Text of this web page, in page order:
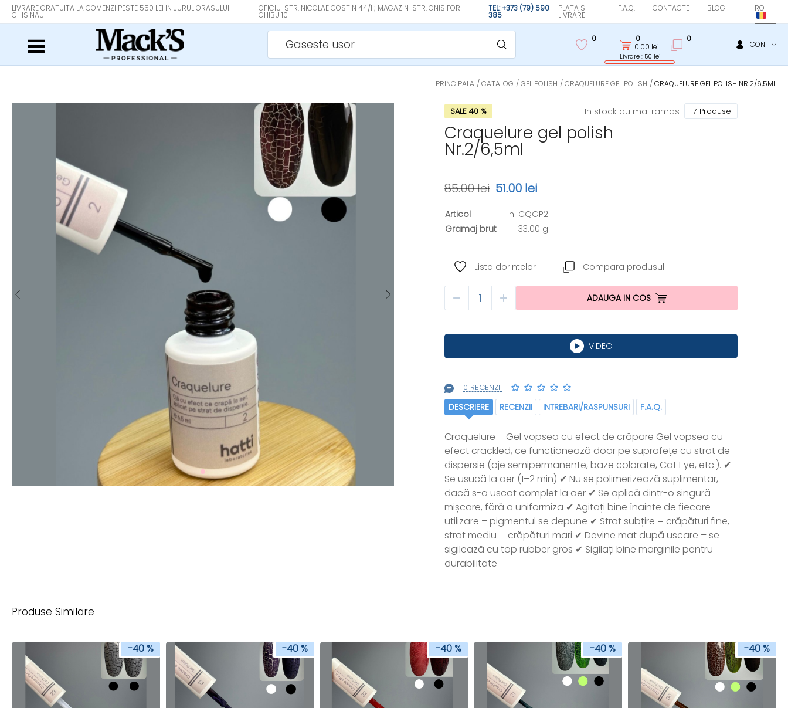
LIVRARE GRATUITA LA COMENZI PESTE 550 LEI IN JURUL ORASULUI
CHISINAU
OFICIU-STR. NICOLAE COSTIN 44/1 ; MAGAZIN-STR. ONISIFOR
GHIBU 10
TEL: +373 (79) 590
385
PLATA SI
LIVRARE
F.A.Q. CONTACTE BLOG RO
Gaseste usor 0
0
0.00 lei
Livrare : 50 lei
0
CONT
PRINCIPALA CATALOG GEL POLISH CRAQUELURE GEL POLISH CRAQUELURE GEL POLISH NR.2/6,5ML
SALE 40 % In stock au mai ramas 17 Produse
Craquelure gel polish
Nr.2/6,5ml
85.00 lei 51.00 lei
Articol
h-CQGP2
Gramaj brut
33.00 g
Lista dorintelor Compara produsul
ADAUGA IN COS
VIDEO
0 RECENZII
DESCRIERE RECENZII INTREBARI/RASPUNSURI F.A.Q.
Craquelure – Gel vopsea cu efect de crăpare Gel vopsea cu
efect crackled, ce funcționează doar pe suprafețe cu strat de
dispersie (oje semipermanente, baze colorate, Cat Eye, etc.). ✔
Se usucă la aer (1–2 min) ✔ Nu se polimerizează suplimentar,
dacă s-a uscat complet la aer ✔ Se aplică dintr-o singură
mișcare, fără a uniformiza ✔ Agitați bine înainte de fiecare
utilizare – pigmentul se depune ✔ Strat subțire = crăpături fine,
strat mediu = crăpături mari ✔ Devine mat după uscare – se
sigilează cu top rubber gros ✔ Sigilați bine marginile pentru
durabilitate
Produse Similare
-40 % -40 % -40 % -40 % -40 %